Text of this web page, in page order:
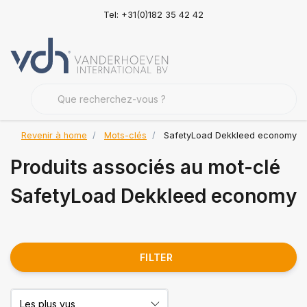
Tel: +31(0)182 35 42 42
Revenir à home Mots-clés SafetyLoad Dekkleed economy
Produits associés au mot-clé
SafetyLoad Dekkleed economy
FILTER